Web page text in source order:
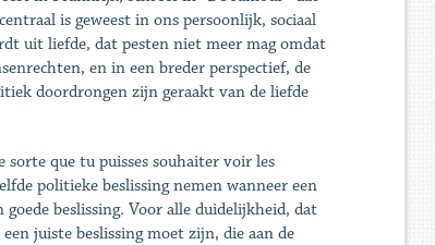
is geweest in ons persoonlijk, sociaal
uit liefde, dat pesten niet meer mag omdat
en in een breder perspectief, de
doordrongen zijn geraakt van de liefde
que tu puisses souhaiter voir les
politieke beslissing nemen wanneer een
beslissing. Voor alle duidelijkheid, dat
juiste beslissing moet zijn, die aan de